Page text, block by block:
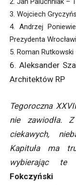
3. Wojciech
4. Andrzej
Prezydenta
5. Roman
6. Aleksander
Architektów RP
Tegoroczna
nie zawiodła.
ciekawych,
Kapituła ma
wybierając te
Fokczyński